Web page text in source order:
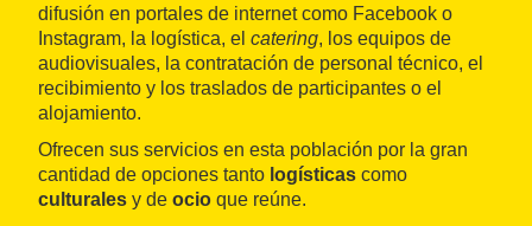
difusión en portales de internet como Facebook o
Instagram, la logística, el catering, los equipos de
audiovisuales, la contratación de personal técnico, el
recibimiento y los traslados de participantes o el
alojamiento.
Ofrecen sus servicios en esta población por la gran
cantidad de opciones tanto logísticas como
culturales y de ocio que reúne.